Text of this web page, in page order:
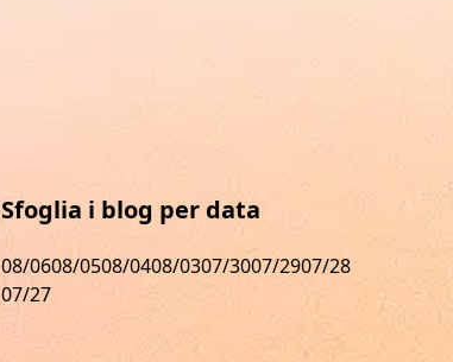
Sfoglia i blog per data
08/0608/0508/0408/0307/3007/2907/28
07/27